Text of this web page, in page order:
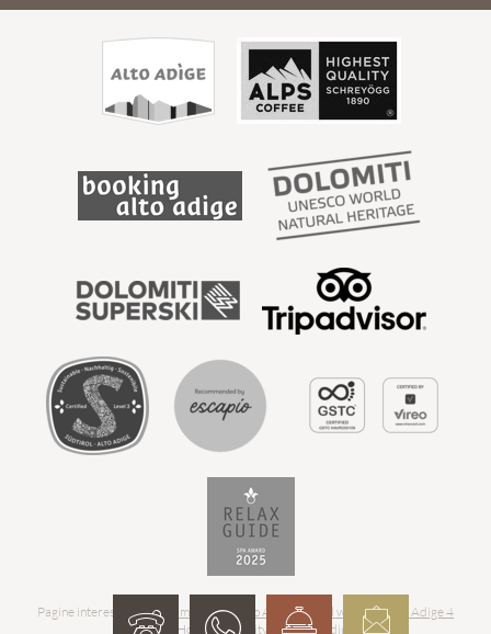
Pagine interessanti:Hotel montagna Alto Adige-Hotel wellness Alto Adige 4
stelle
Hotel con infinity pool Alto Adige